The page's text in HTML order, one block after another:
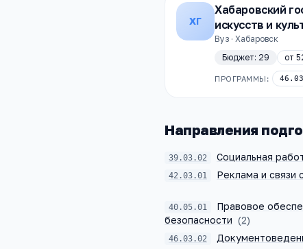
ХГ
Хабаровский
искусств и
Вуз · Хабаровск
Бюджет: 29 от
ПРОГРАММЫ:
Направления
39.03.02 Социальная
42.03.01 Реклама и связи
40.05.01
Правовое
безопасности (2)
46.03.02